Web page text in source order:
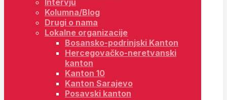
Intervju
Kolumna/Blog
Drugi o nama
Lokalne organizacije
Bosansko-podrinjski Kanton
Hercegovačko-neretvanski
kanton
Kanton 10
Kanton Sarajevo
Posavski kanton